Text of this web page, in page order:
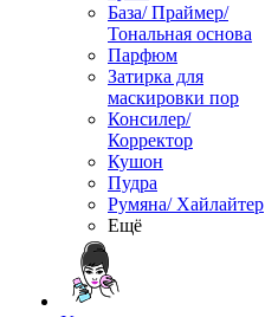
База/ Праймер/
Тональная основа
Парфюм
Затирка для
маскировки пор
Консилер/
Корректор
Кушон
Пудра
Румяна/ Хайлайтер
Ещё